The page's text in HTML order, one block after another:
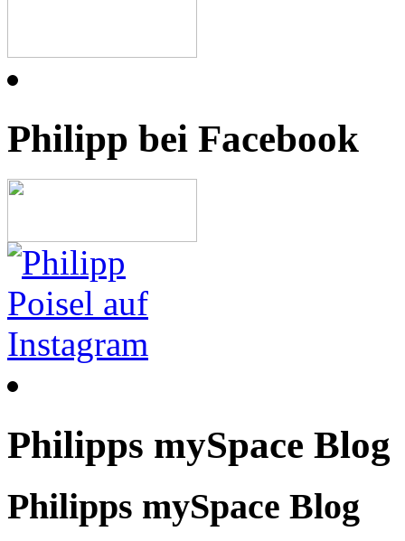
Philipp bei Facebook
Philipps mySpace Blog
Philipps mySpace Blog